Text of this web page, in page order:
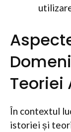
Teoriei
În contextul
istoriei și